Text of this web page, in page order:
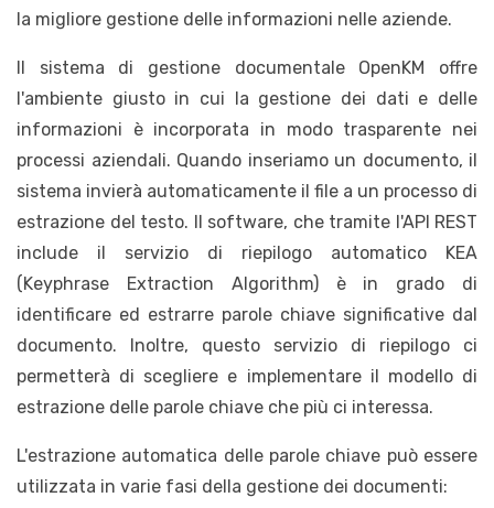
la migliore gestione delle informazioni nelle aziende.
Il sistema di gestione documentale OpenKM offre
l'ambiente giusto in cui la gestione dei dati e delle
informazioni è incorporata in modo trasparente nei
processi aziendali. Quando inseriamo un documento, il
sistema invierà automaticamente il file a un processo di
estrazione del testo. Il software, che tramite l'API REST
include il servizio di riepilogo automatico KEA
(Keyphrase Extraction Algorithm) è in grado di
identificare ed estrarre parole chiave significative dal
documento. Inoltre, questo servizio di riepilogo ci
permetterà di scegliere e implementare il modello di
estrazione delle parole chiave che più ci interessa.
L'estrazione automatica delle parole chiave può essere
utilizzata in varie fasi della gestione dei documenti: